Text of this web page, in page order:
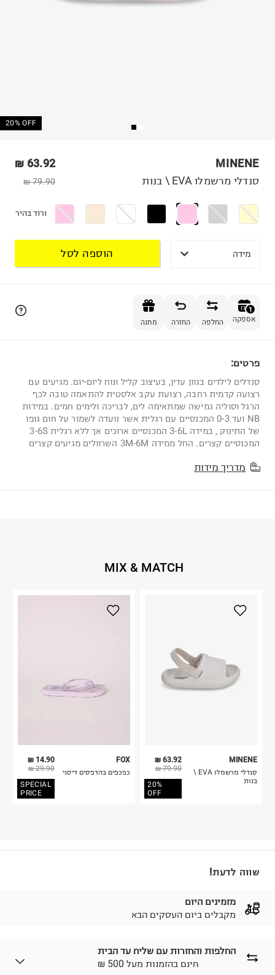
20% OFF
MINENE
63.92 ₪
79.90 ₪ סנדלי מרשמלו EVA \ בנות
ורוד בהיר
מידה הוספה לסל
1
אספקה החלפה החזרה מתנה
פרטים:
סנדלים לילדים בגוון עדין, בעיצוב קליל ונוח ליום-יום. מגיעים עם
רצועה קדמית רחבה, רצועת עקב אלסטית להתאמה טובה לכף
הרגל וסוליה גמישה שמתאימה לים, לבריכה ולימים חמים. במידות
NB ועד 0-3 המכנסיים עם רגלית אשר נועדה לשמור על חום גופו
של התינוק , במידה 3-6L המכנסיים ארוכים אך ללא רגלית 3-6S
המכנסיים קצרים. החל ממידה 3M-6M השרוולים מגיעים קצרים
מדריך מידות
MIX & MATCH
14.90 ₪
29.90 ₪
SPECIAL
PRICE
FOX
כפכפים בהדפסים דיסני
63.92 ₪
79.90 ₪
20%
OFF
MINENE
סנדלי מרשמלו EVA \
בנות
שווה לדעת!
מזמינים היום
מקבלים ביום העסקים הבא
החלפות והחזרות עם שליח עד הבית
₪ חינם בהזמנות מעל 500